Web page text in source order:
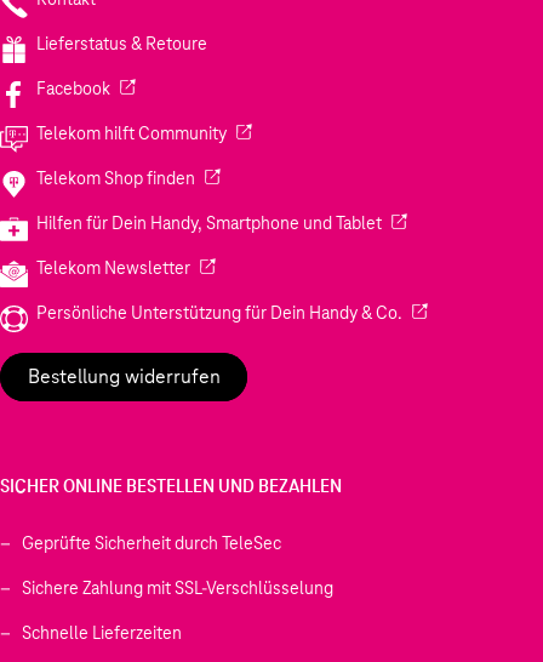
Lieferstatus & Retoure
Facebook(Wird in einem neuen Tab geöffnet)
Telekom hilft Community(Wird in einem neuen Tab geöffnet)
Telekom Shop finden (Wird in einem neuen Tab geöffnet)
Hilfen für Dein Handy, Smartphone und Tablet(Wird in einem
Telekom Newsletter(Wird in einem neuen Tab geöffnet)
Persönliche Unterstützung für Dein Handy & Co. (Wird in einem
Bestellung widerrufen
SICHER ONLINE BESTELLEN UND BEZAHLEN
Geprüfte Sicherheit durch TeleSec
Sichere Zahlung mit SSL-Verschlüsselung
Schnelle Lieferzeiten